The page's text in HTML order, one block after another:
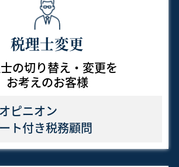
税理士変更
の切り替え・変更を
お考えのお客様
ピニオン
ト付き税務顧問